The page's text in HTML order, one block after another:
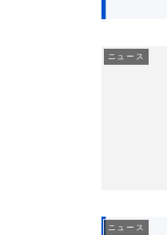
ニュース
ニュース